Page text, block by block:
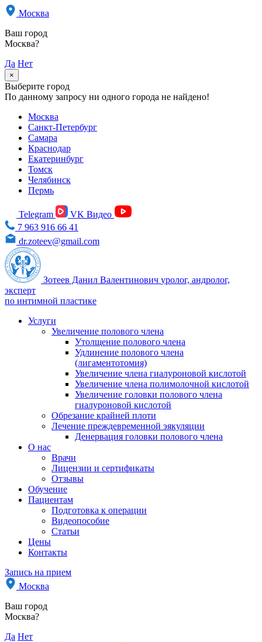
Москва
Ваш город
Москва?
Да Нет
×
Выберите город
По данному запросу ни одного города не найдено!
Москва
Санкт-Петербург
Самара
Краснодар
Екатеринбург
Томск
Челябинск
Пермь
Telegram
VK Видео
7 963 916 66 41
dr.zoteev@gmail.com
Зотеев Данил Валентинович уролог, андролог,
эксперт
по интимной пластике
Услуги
Увеличение полового члена
Утолщение полового члена
Удлинение полового члена
(лигаментотомия)
Увеличение члена гиалуроновой кислотой
Увеличение члена полимолочной кислотой
Увеличение головки полового члена
гиалуроновой кислотой
Обрезание крайней плоти
Лечение преждевременной эякуляции
Денервация головки полового члена
О нас
Врачи
Лицензии и сертификаты
Отзывы
Обучение
Пациентам
Подготовка к операции
Видеопособие
Статьи
Цены
Контакты
Запись на прием
Москва
Ваш город
Москва?
Да Нет